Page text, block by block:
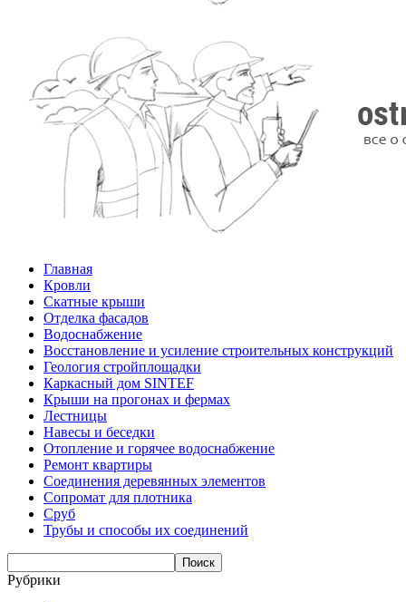
Главная
Кровли
Скатные крыши
Отделка фасадов
Водоснабжение
Восстановление и усиление строительных конструкций
Геология стройплощадки
Каркасный дом SINTEF
Крыши на прогонах и фермах
Лестницы
Навесы и беседки
Отопление и горячее водоснабжение
Ремонт квартиры
Соединения деревянных элементов
Сопромат для плотника
Сруб
Трубы и способы их соединений
Рубрики